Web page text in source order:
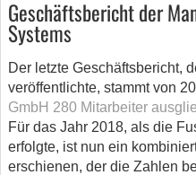
Geschäftsbericht der
Systems
Der letzte Geschäftsbericht,
veröffentlichte, stammt von
GmbH 280 Mitarbeiter
Für das Jahr 2018, als die
erfolgte, ist nun ein
erschienen, der die Zahlen